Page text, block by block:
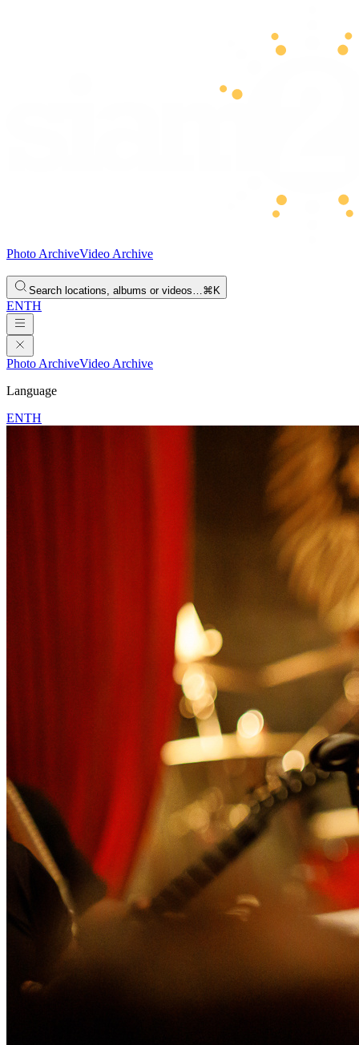
Photo ArchiveVideo Archive
Search locations, albums or videos…⌘K
ENTH
Photo ArchiveVideo Archive
Language
ENTH